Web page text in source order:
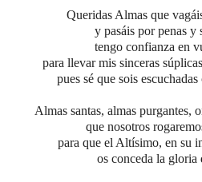
Queridas Almas que
y pasáis por penas y
tengo confianza en
para llevar mis sinceras
pues sé que sois
Almas santas, almas purgantes,
que nosotros
para que el Altísimo, en su
os conceda la gloria